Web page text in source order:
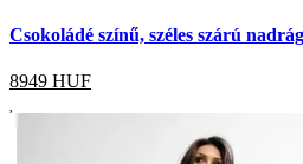
Csokoládé színű, széles szárú
8949 HUF